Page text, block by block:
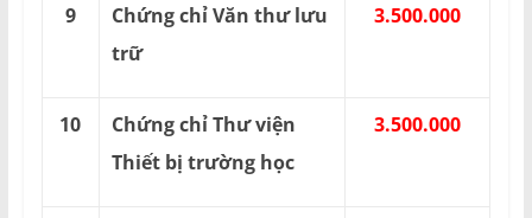
9
Chứng chỉ Văn thư lưu
trữ
3.500.000
10
Chứng chỉ Thư viện
Thiết bị trường học
3.500.000